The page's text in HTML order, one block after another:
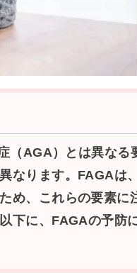
（AGA）とは異なる
なります。FAGAは、
め、これらの要素に
下に、FAGAの予防